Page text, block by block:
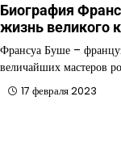
Биография
жизнь великого
Франсуа Буше –
величайших мастеров
17 февраля 2023